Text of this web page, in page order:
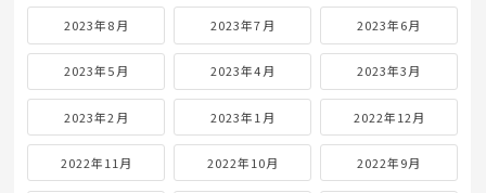
2023年8月 2023年7月 2023年6月
2023年5月 2023年4月 2023年3月
2023年2月 2023年1月 2022年12月
2022年11月 2022年10月 2022年9月